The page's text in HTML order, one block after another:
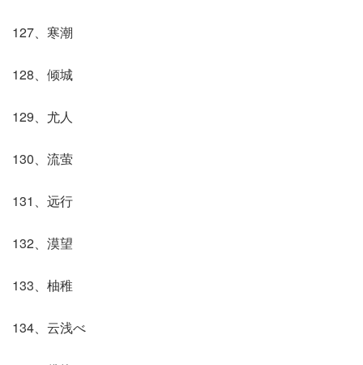
127、寒潮
128、倾城
129、尤人
130、流萤
131、远行
132、漠望
133、柚稚
134、云浅べ